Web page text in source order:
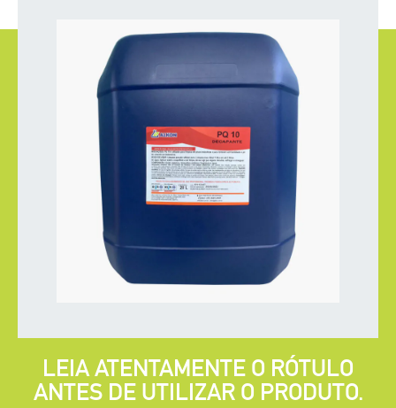
LEIA ATENTAMENTE O RÓTULO
ANTES DE UTILIZAR O PRODUTO.